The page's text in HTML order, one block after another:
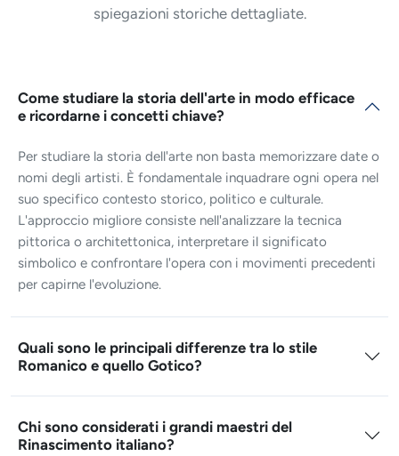
spiegazioni storiche dettagliate.
Come studiare la storia dell'arte in modo efficace
e ricordarne i concetti chiave?
Per studiare la storia dell'arte non basta memorizzare date o
nomi degli artisti. È fondamentale inquadrare ogni opera nel
suo specifico contesto storico, politico e culturale.
L'approccio migliore consiste nell'analizzare la tecnica
pittorica o architettonica, interpretare il significato
simbolico e confrontare l'opera con i movimenti precedenti
per capirne l'evoluzione.
Quali sono le principali differenze tra lo stile
Romanico e quello Gotico?
Chi sono considerati i grandi maestri del
Rinascimento italiano?